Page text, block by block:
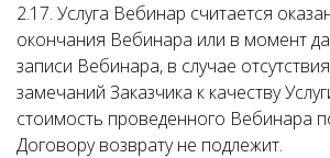
2.17. Услуга Вебинар считается
окончания Вебинара или в момент
записи Вебинара, в случае
замечаний Заказчика к качеству
стоимость проведенного Вебинара
Договору возврату не подлежит.